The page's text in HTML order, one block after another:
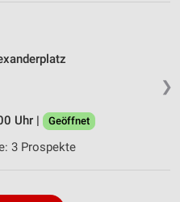
❯
Uhr |
Geöffnet
3 Prospekte